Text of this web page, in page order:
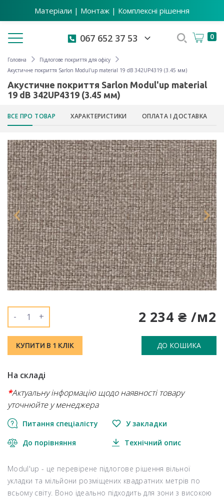
Матеріали | Монтаж | Комплексні рішення
Toggle navigation 067 652 37 53 0
Головна
Підлогове покриття для офісу
Акустичне покриття Sarlon Modul'up material 19 dB 342UP4319 (3.45 мм)
Акустичне покриття Sarlon Modul'up material
19 dB 342UP4319 (3.45 мм)
ВСЕ ПРО ТОВАР ХАРАКТЕРИСТИКИ ОПЛАТА І ДОСТАВКА
2 234 ₴ /м2
- +
КУПИТИ В 1 КЛІК ДО КОШИКА
На складі
*Актуальну інформацію щодо наявності товару
уточнюйте у менеджера
Питання спеціалісту У закладки
До порівняння Технічний опис
Modul'up - це перевірене підлогове рішення вільної
укладки та мільйони розміщених квадратних метрів по
всьому світу. Воно ідеально підходить для зони з високою